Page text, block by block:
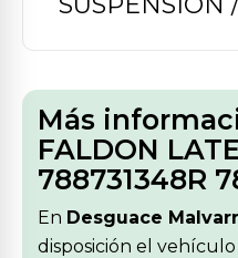
Más
FALDON
788731348R
En Desguace
disposición el vehículo